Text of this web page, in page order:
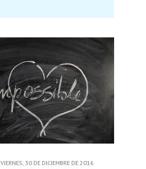
VIERNES, 30 DE DICIEMBRE DE 2016